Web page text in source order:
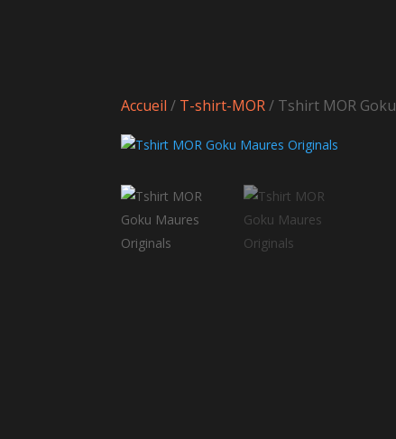
Accueil / T-shirt-MOR/ Tshirt MOR Goku